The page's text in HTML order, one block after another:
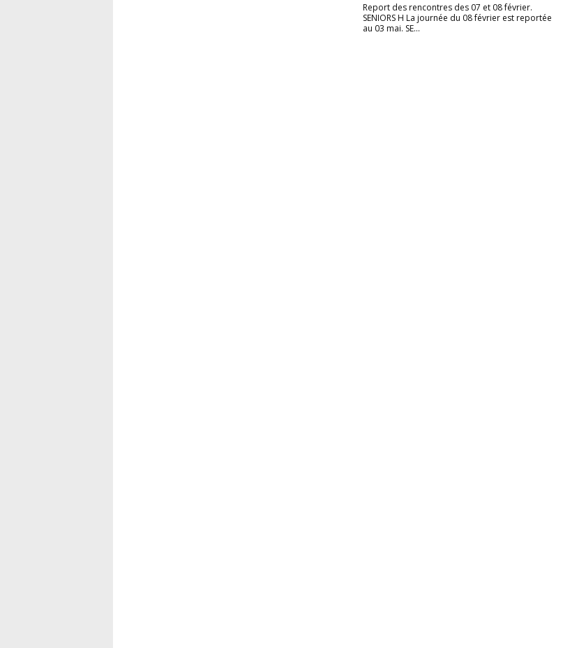
Report des rencontres des 07 et 08 février.
SENIORS H La journée du 08 février est reportée
au 03 mai. SE...